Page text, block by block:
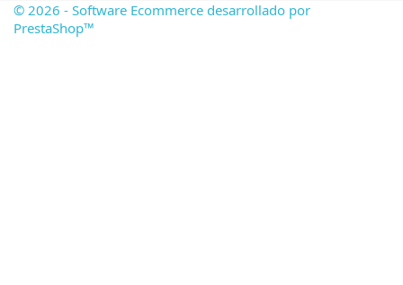
© 2026 - Software Ecommerce desarrollado por
PrestaShop™